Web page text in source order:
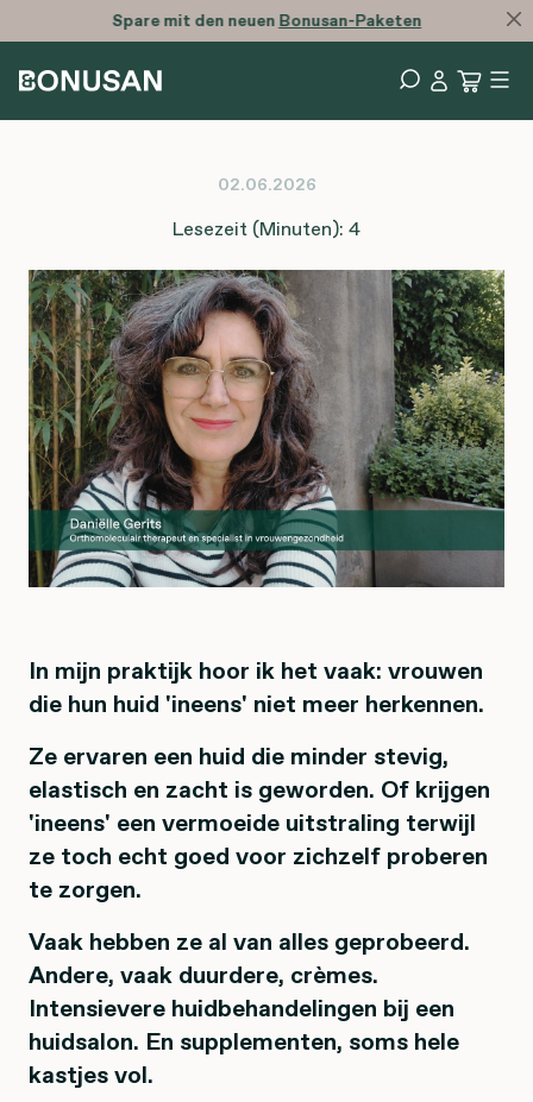
Spare mit den neuen Bonusan-Paketen
02.06.2026
Lesezeit (Minuten): 4
In mijn praktijk hoor ik het vaak: vrouwen
die hun huid 'ineens' niet meer herkennen.
Ze ervaren een huid die minder stevig,
elastisch en zacht is geworden. Of krijgen
'ineens' een vermoeide uitstraling terwijl
ze toch echt goed voor zichzelf proberen
te zorgen.
Vaak hebben ze al van alles geprobeerd.
Andere, vaak duurdere, crèmes.
Intensievere huidbehandelingen bij een
huidsalon. En supplementen, soms hele
kastjes vol.